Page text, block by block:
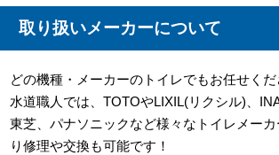
取り扱いメーカーについて
どの機種・メーカーのトイレでもお任せくだ
水道職人では、TOTOやLIXIL(リクシル)、
東芝、パナソニックなど様々なトイレメー
り修理や交換も可能です！